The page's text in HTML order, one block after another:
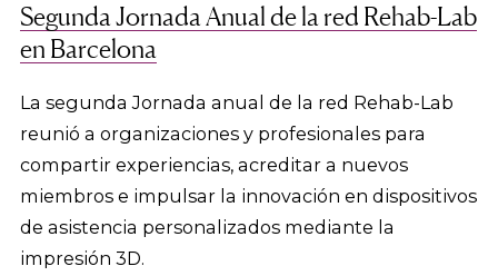
Segunda Jornada Anual de la red Rehab-Lab
en Barcelona
La segunda Jornada anual de la red Rehab-Lab
reunió a organizaciones y profesionales para
compartir experiencias, acreditar a nuevos
miembros e impulsar la innovación en dispositivos
de asistencia personalizados mediante la
impresión 3D.